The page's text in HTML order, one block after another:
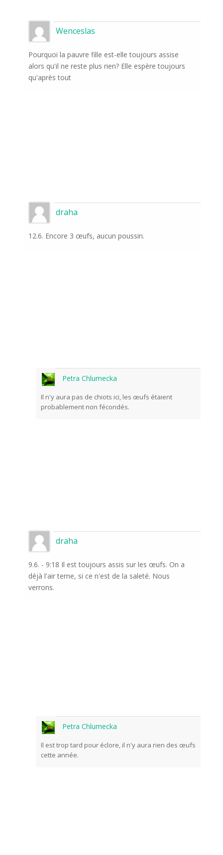
Wenceslas
Pourquoi la pauvre fille est-elle toujours assise
alors qu'il ne reste plus rien? Elle espère toujours
qu'après tout
draha
12.6. Encore 3 œufs, aucun poussin.
Petra Chlumecka
Il n'y aura pas de chiots ici, les œufs étaient
probablement non fécondés.
draha
9.6. - 9:18 Il est toujours assis sur les œufs. On a
déjà l'air terne, si ce n'est de la saleté. Nous
verrons.
Petra Chlumecka
Il est trop tard pour éclore, il n'y aura rien des œufs
cette année.